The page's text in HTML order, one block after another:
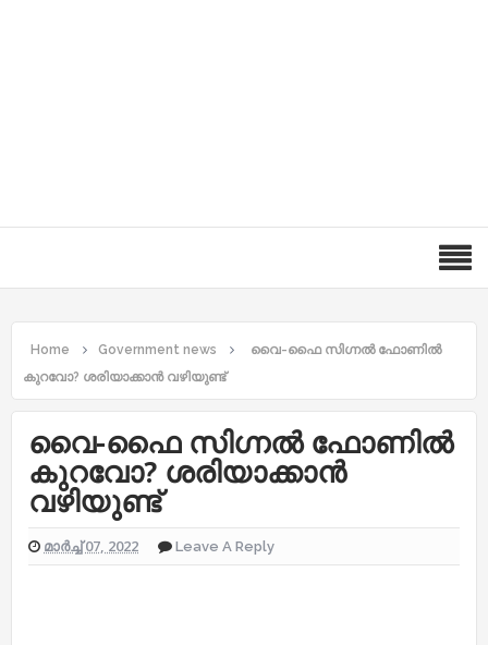
Home Government news
വൈ-ഫൈ സിഗ്നല്‍ ഫോണില്‍
കുറവോ? ശരിയാക്കാന്‍ വഴിയുണ്ട്
വൈ-ഫൈ സിഗ്നല്‍ ഫോണില്‍
കുറവോ? ശരിയാക്കാന്‍
വഴിയുണ്ട്
മാർച്ച് 07, 2022 Leave A Reply